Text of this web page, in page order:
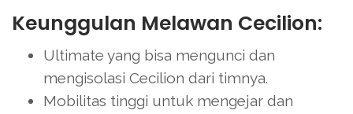
Keunggulan Melawan Cecilion:
Ultimate yang bisa mengunci dan
mengisolasi Cecilion dari timnya.
Mobilitas tinggi untuk mengejar dan